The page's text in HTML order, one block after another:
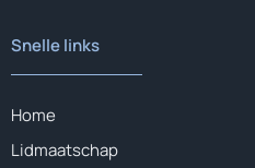
Snelle links
Home
Lidmaatschap